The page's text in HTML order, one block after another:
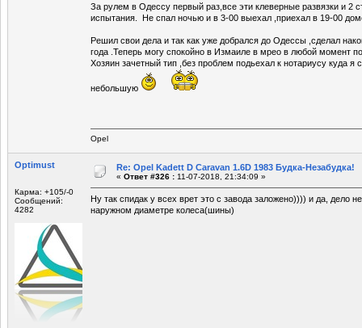
За рулем в Одессу первый раз,все эти клеверные развязки и 2
испытания. Не спал ночью и в 3-00 выехал ,приехал в 19-00
Решил свои дела и так как уже добрался до Одессы ,сделал
года .Теперь могу спокойно в Измаиле в мрео в любой момент
Хозяин зачетный тип ,без проблем подьехал к нотариусу куда я
небольшую
Opel
Optimust
Карма: +105/-0
Сообщений:
4282
Re: Opel Kadett D Caravan 1.6D 1983 Будка-Незабудка!
« Ответ #326 : 11-07-2018, 21:34:09 »
Ну так спидак у всех врет это с завода заложено)))) и да, дело
наружном диаметре колеса(шины)